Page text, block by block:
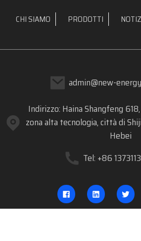
CHI SIAMO PRODOTTI
admin@new-
Indirizzo: Haina Shangfeng
zona alta tecnologia, città di
Hebei
Tel: +86